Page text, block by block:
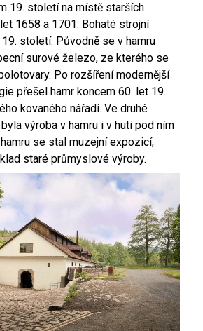
19. století na místě starších
1658 a 1701. Bohaté strojní
století. Původně se v hamru
surové železo, ze kterého se
Po rozšíření modernější
přešel hamr koncem 60. let 19.
kovaného nářadí. Ve druhé
výroba v hamru i v huti pod ním
se stal muzejní expozicí,
staré průmyslové výroby.